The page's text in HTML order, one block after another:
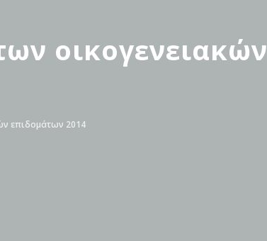
οικογενειακών
επιδομάτων 2014